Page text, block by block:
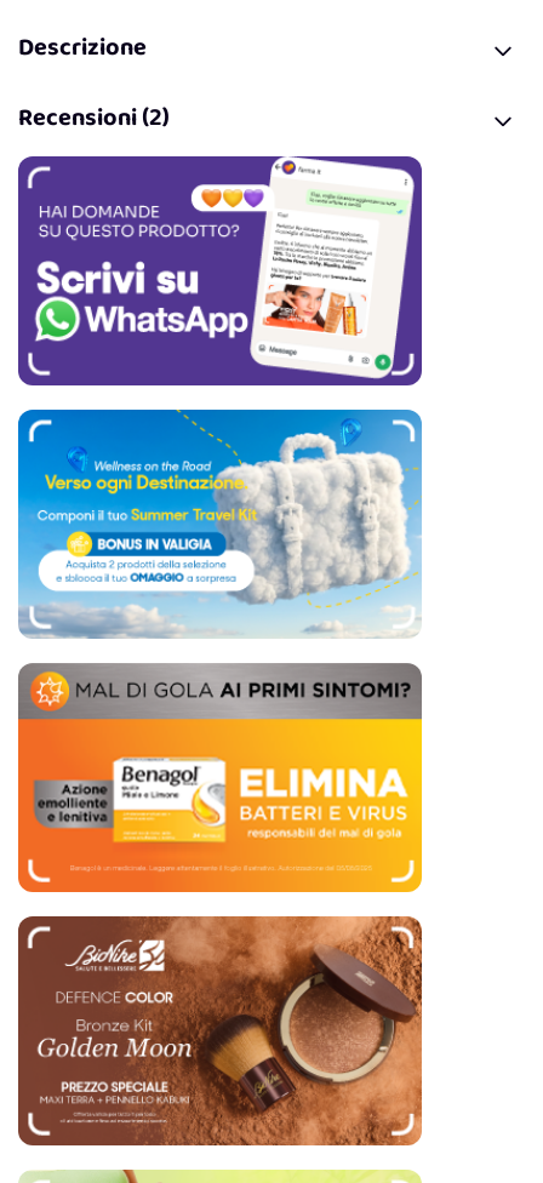
Descrizione
Recensioni (2)